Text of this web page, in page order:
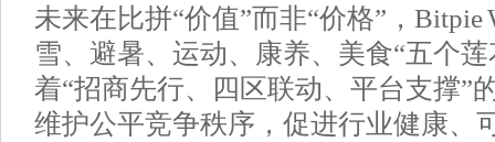
未来在比拼“价值”而非“价格”，Bitpie
雪、避暑、运动、康养、美食“五个
着“招商先行、四区联动、平台支撑”
维护公平竞争秩序，促进行业健康、